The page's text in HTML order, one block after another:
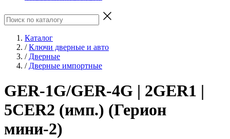
Каталог
/ Ключи дверные и авто
/ Дверные
/ Дверные импортные
GER-1G/GER-4G | 2GER1 |
5CER2 (имп.) (Герион
мини-2)